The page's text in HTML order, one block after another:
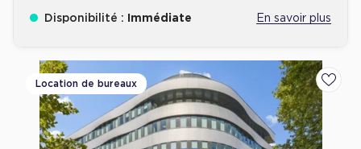
Disponibilité : Immédiate En savoir plus
Location de bureaux